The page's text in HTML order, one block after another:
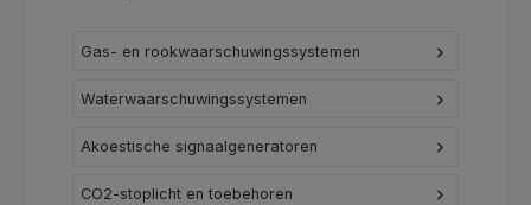
Gas- en rookwaarschuwingssystemen
Waterwaarschuwingssystemen
Akoestische signaalgeneratoren
CO2-stoplicht en toebehoren